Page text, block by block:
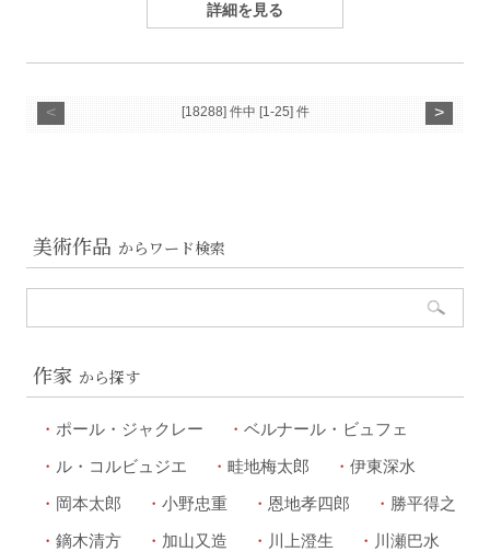
詳細を見る
[18288] 件中 [1-25] 件
< >
美術作品 からワード検索
作家 から探す
ポール・ジャクレー
ベルナール・ビュフェ
ル・コルビュジエ
畦地梅太郎
伊東深水
岡本太郎
小野忠重 恩地孝四郎
勝平得之
鏑木清方
加山又造 川上澄生
川瀬巴水